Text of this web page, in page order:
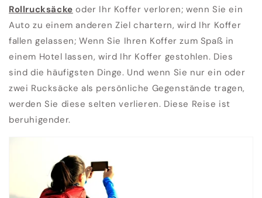
Rollrucksäcke oder Ihr Koffer verloren; wenn Sie ein
Auto zu einem anderen Ziel chartern, wird Ihr Koffer
fallen gelassen; Wenn Sie Ihren Koffer zum Spaß in
einem Hotel lassen, wird Ihr Koffer gestohlen. Dies
sind die häufigsten Dinge. Und wenn Sie nur ein oder
zwei Rucksäcke als persönliche Gegenstände tragen,
werden Sie diese selten verlieren. Diese Reise ist
beruhigender.